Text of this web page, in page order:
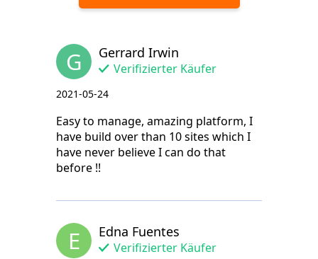
G Gerrard Irwin
Verifizierter Käufer
2021-05-24
Easy to manage, amazing platform, I
have build over than 10 sites which I
have never believe I can do that
before !!
E Edna Fuentes
Verifizierter Käufer